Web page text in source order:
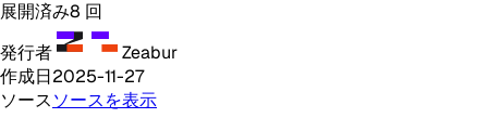
展開済み8 回
発行者
Zeabur
作成日2025-11-27
ソースソースを表示